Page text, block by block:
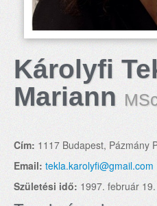
Károlyfi
Mariann
Cím: 1117 Budapest, Pázmány
Email: tekla.karolyfi@gmail.com
Születési idő: 1997. február 19.